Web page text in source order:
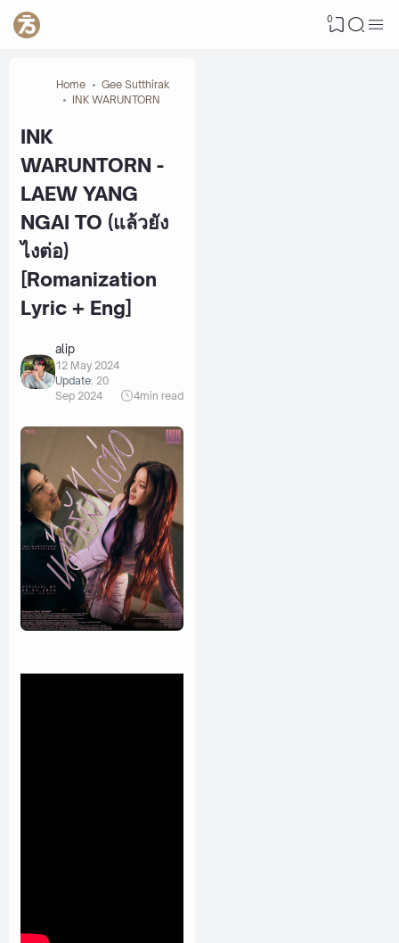
0
Home
Gee Sutthirak
INK WARUNTORN
INK
WARUNTORN -
LAEW YANG
NGAI TO (แล้วยัง
ไงต่อ)
[Romanization
Lyric + Eng]
alip
12 May 2024
Update: 20
Sep 2024
4min read